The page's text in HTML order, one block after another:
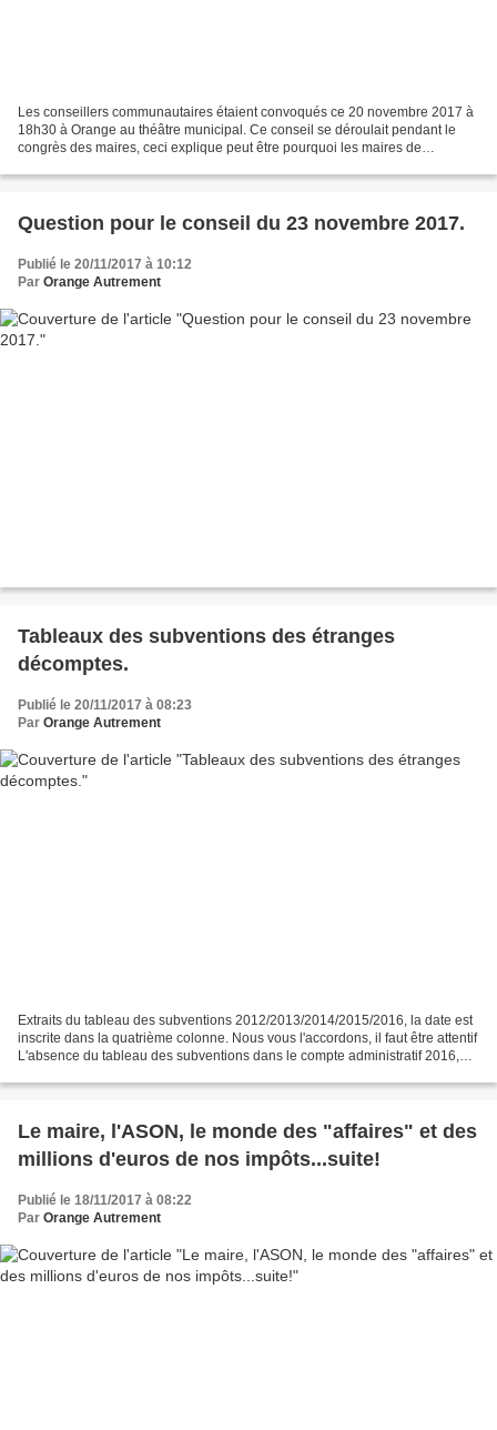
Les conseillers communautaires étaient convoqués ce 20 novembre 2017 à
18h30 à Orange au théâtre municipal. Ce conseil se déroulait pendant le
congrès des maires, ceci explique peut être pourquoi les maires de
Question pour le conseil du 23 novembre 2017.
Publié le 20/11/2017 à 10:12
Par Orange Autrement
Tableaux des subventions des étranges
décomptes.
Publié le 20/11/2017 à 08:23
Par Orange Autrement
Extraits du tableau des subventions 2012/2013/2014/2015/2016, la date est
inscrite dans la quatrième colonne. Nous vous l'accordons, il faut être attentif
L'absence du tableau des subventions dans le compte administratif 2016,
Le maire, l'ASON, le monde des "affaires" et des
millions d'euros de nos impôts...suite!
Publié le 18/11/2017 à 08:22
Par Orange Autrement